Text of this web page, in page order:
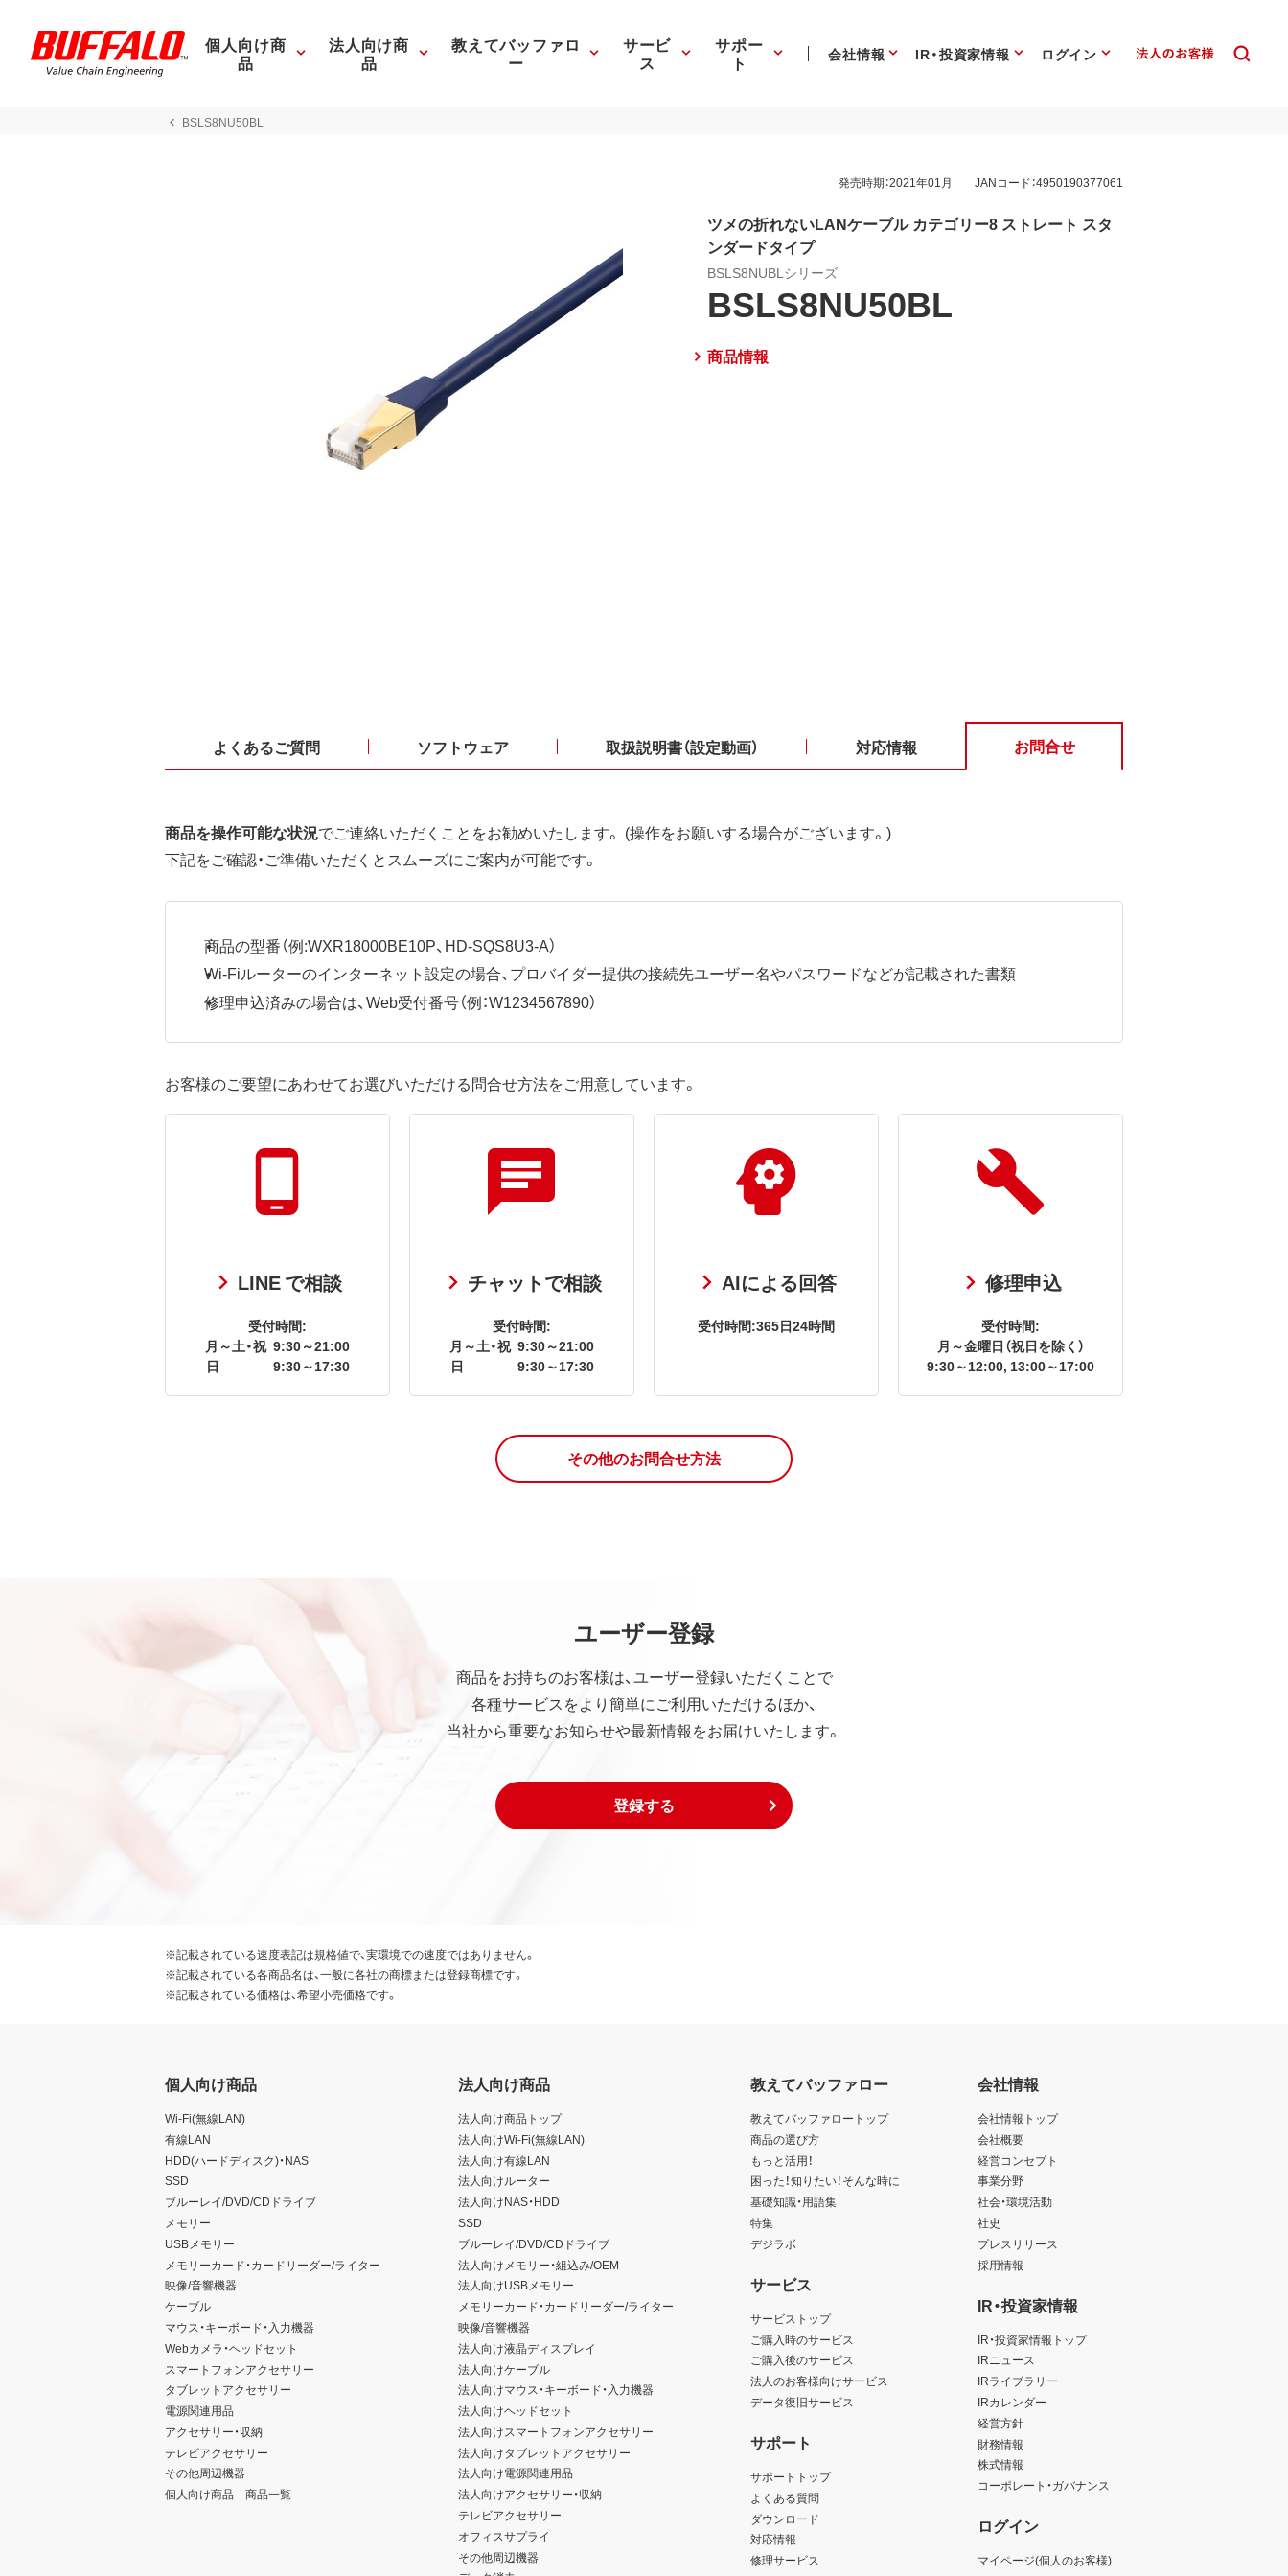
個人向け商
品
法人向け商
品
教えてバッファロ
ー
サービ
ス
サポー
ト 会社情報 IR・投資家情報 ログイン
BSLS8NU50BL
発売時期：2021年01月 JANコード：4950190377061
ツメの折れないLANケーブル カテゴリー8 ストレート スタ
ンダードタイプ
BSLS8NUBLシリーズ
BSLS8NU50BL
商品情報
よくあるご質問 ソフトウェア 取扱説明書（設定動画） 対応情報 お問合せ
商品を操作可能な状況でご連絡いただくことをお勧めいたします。 (操作をお願いする場合がございます。)
下記をご確認・ご準備いただくとスムーズにご案内が可能です。
商品の型番（例:WXR18000BE10P、HD-SQS8U3-A）
Wi-Fiルーターのインターネット設定の場合、プロバイダー提供の接続先ユーザー名やパスワードなどが記載された書類
修理申込済みの場合は、Web受付番号（例：W1234567890）
お客様のご要望にあわせてお選びいただける問合せ方法をご用意しています。
LINE で相談
受付時間:
月～土・祝 9:30～21:00
日
9:30～17:30
チャットで相談
受付時間:
月～土・祝 9:30～21:00
日
9:30～17:30
AIによる回答
受付時間:365日24時間
修理申込
受付時間:
月～金曜日（祝日を除く）
9:30～12:00, 13:00～17:00
その他のお問合せ方法
ユーザー登録
商品をお持ちのお客様は、ユーザー登録いただくことで
各種サービスをより簡単にご利用いただけるほか、
当社から重要なお知らせや最新情報をお届けいたします。
登録する
※記載されている速度表記は規格値で、実環境での速度ではありません。
※記載されている各商品名は、一般に各社の商標または登録商標です。
※記載されている価格は、希望小売価格です。
個人向け商品
Wi-Fi(無線LAN)
有線LAN
HDD(ハードディスク)・NAS
SSD
ブルーレイ/DVD/CDドライブ
メモリー
USBメモリー
メモリーカード・カードリーダー/ライター
映像/音響機器
ケーブル
マウス・キーボード・入力機器
Webカメラ・ヘッドセット
スマートフォンアクセサリー
タブレットアクセサリー
電源関連用品
アクセサリー・収納
テレビアクセサリー
その他周辺機器
個人向け商品 商品一覧
法人向け商品
法人向け商品トップ
法人向けWi-Fi(無線LAN)
法人向け有線LAN
法人向けルーター
法人向けNAS・HDD
SSD
ブルーレイ/DVD/CDドライブ
法人向けメモリー・組込み/OEM
法人向けUSBメモリー
メモリーカード・カードリーダー/ライター
映像/音響機器
法人向け液晶ディスプレイ
法人向けケーブル
法人向けマウス・キーボード・入力機器
法人向けヘッドセット
法人向けスマートフォンアクセサリー
法人向けタブレットアクセサリー
法人向け電源関連用品
法人向けアクセサリー・収納
テレビアクセサリー
オフィスサプライ
その他周辺機器
教えてバッファロー
教えてバッファロートップ
商品の選び方
もっと活用！
困った！知りたい！そんな時に
基礎知識・用語集
特集
デジラボ
サービス
サービストップ
ご購入時のサービス
ご購入後のサービス
法人のお客様向けサービス
データ復旧サービス
サポート
サポートトップ
よくある質問
ダウンロード
対応情報
修理サービス
会社情報
会社情報トップ
会社概要
経営コンセプト
事業分野
社会・環境活動
社史
プレスリリース
採用情報
IR・投資家情報
IR・投資家情報トップ
IRニュース
IRライブラリー
IRカレンダー
経営方針
財務情報
株式情報
コーポレート・ガバナンス
ログイン
マイページ(個人のお客様)